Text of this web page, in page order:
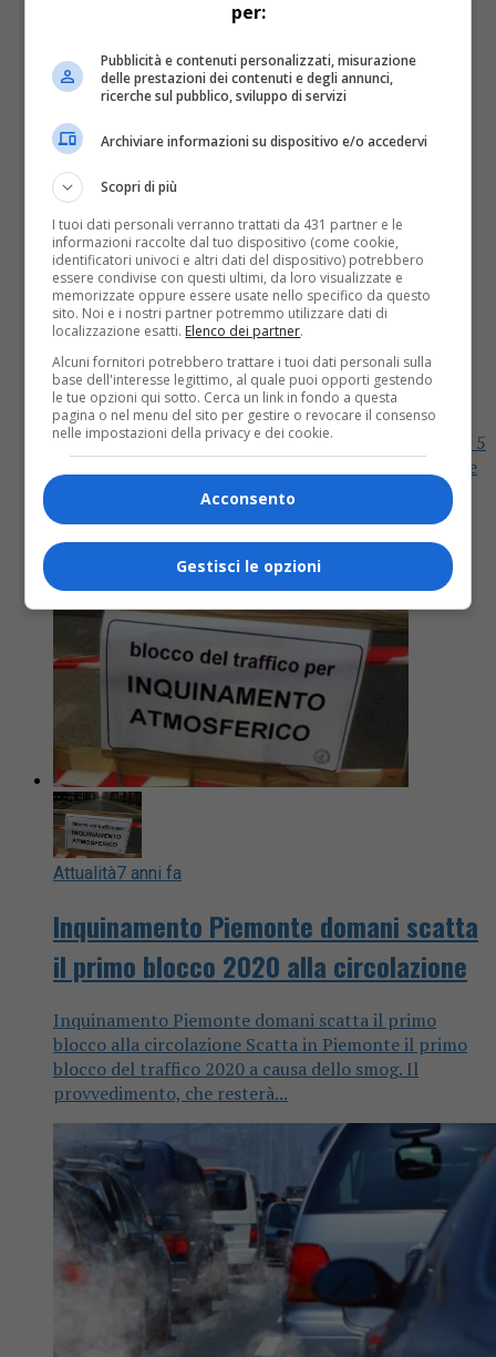
Attualità7 anni fa
Smog traffico oggi e domani divieto
per i diesel Euro 5 a Torino e
Alessandria
Smog traffico oggi e domani divieto per i diesel Euro 5
a Torino e Alessandria Oggi e domani, dalle ore 8 alle
19, i diesel Euro 5 non...
Attualità7 anni fa
Inquinamento Piemonte domani scatta
il primo blocco 2020 alla circolazione
Inquinamento Piemonte domani scatta il primo
blocco alla circolazione Scatta in Piemonte il primo
blocco del traffico 2020 a causa dello smog. Il
provvedimento, che resterà...
per:
Pubblicità e contenuti personalizzati, misurazione
delle prestazioni dei contenuti e degli annunci,
ricerche sul pubblico, sviluppo di servizi
Archiviare informazioni su dispositivo e/o accedervi
Scopri di più
I tuoi dati personali verranno trattati da 431 partner e le
informazioni raccolte dal tuo dispositivo (come cookie,
identificatori univoci e altri dati del dispositivo) potrebbero
essere condivise con questi ultimi, da loro visualizzate e
memorizzate oppure essere usate nello specifico da questo
sito. Noi e i nostri partner potremmo utilizzare dati di
localizzazione esatti. Elenco dei partner.
Alcuni fornitori potrebbero trattare i tuoi dati personali sulla
base dell'interesse legittimo, al quale puoi opporti gestendo
le tue opzioni qui sotto. Cerca un link in fondo a questa
pagina o nel menu del sito per gestire o revocare il consenso
nelle impostazioni della privacy e dei cookie.
Acconsento
Gestisci le opzioni